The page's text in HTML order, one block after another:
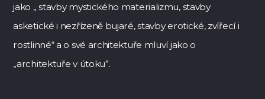
jako „ stavby mystického materializmu, stavby
asketické i nezřízeně bujaré, stavby erotické, zvířecí i
rostlinné“ a o své architektuře mluví jako o
„architektuře v útoku”.